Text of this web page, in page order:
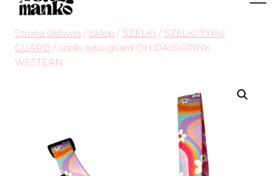
Strona Główna / Sklep / SZELKI / SZELKI TYPU
GUARD / szelki typu guard OH DAISY/PINK
WESTERN